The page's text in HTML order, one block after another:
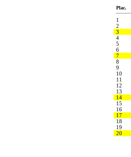
Plac.
1
2
3
4
5
6
7
8
9
10
11
12
13
14
15
16
17
18
19
20